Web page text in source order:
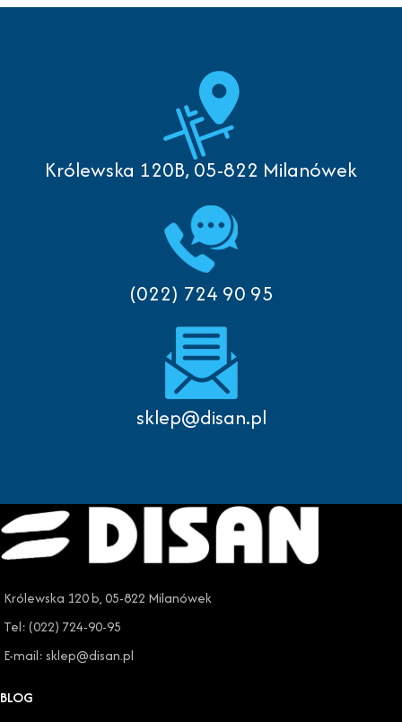
Królewska 120B, 05-822 Milanówek
(022) 724 90 95
sklep@disan.pl
Królewska 120 b, 05-822 Milanówek
Tel: (022) 724-90-95
E-mail: sklep@disan.pl
BLOG